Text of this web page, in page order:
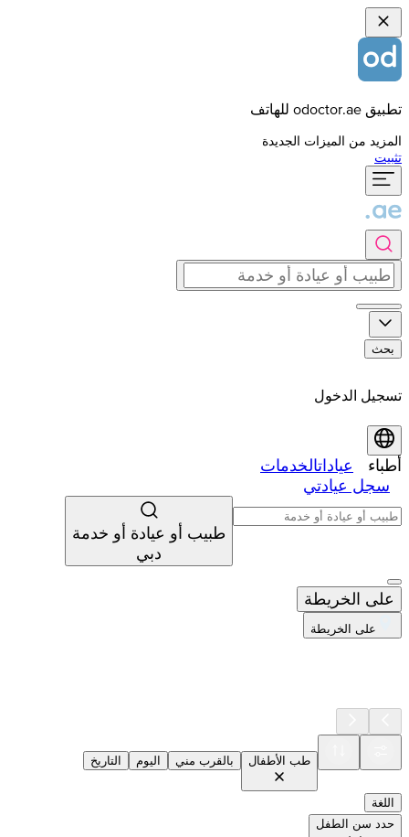
تطبيق odoctor.ae للهاتف
المزيد من الميزات الجديدة
تثبيت
بحث
تسجيل الدخول
أطباء عياداتالخدمات
سجل عيادتي
طبيب أو عيادة أو خدمة
دبي
على الخريطة
على الخريطة
طب الأطفال بالقرب مني اليوم التاريخ
اللغة
حدد سن الطفل